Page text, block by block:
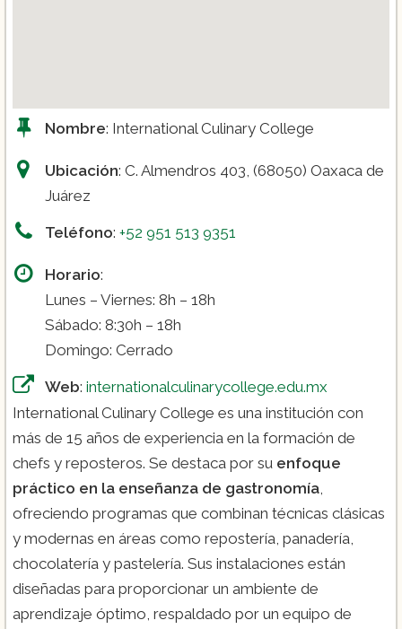
Nombre: International Culinary College
Ubicación: C. Almendros 403, (68050) Oaxaca de
Juárez
Teléfono: +52 951 513 9351
Horario:
Lunes – Viernes: 8h – 18h
Sábado: 8:30h – 18h
Domingo: Cerrado
Web: internationalculinarycollege.edu.mx
International Culinary College es una institución con
más de 15 años de experiencia en la formación de
chefs y reposteros. Se destaca por su enfoque
práctico en la enseñanza de gastronomía,
ofreciendo programas que combinan técnicas clásicas
y modernas en áreas como repostería, panadería,
chocolatería y pastelería. Sus instalaciones están
diseñadas para proporcionar un ambiente de
aprendizaje óptimo, respaldado por un equipo de